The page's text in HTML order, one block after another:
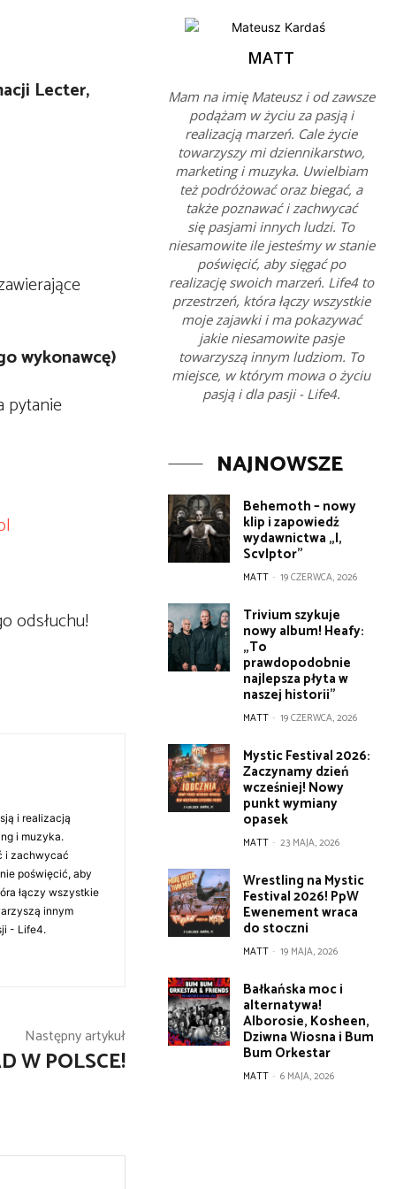
Lecter,
wykonawcę)
pytanie
odsłuchu!
i realizacją
i muzyka.
i zachwycać
poświęcić, aby
łączy wszystkie
innym
- Life4.
Następny artykuł
W POLSCE!
MATT
Mam na imię Mateusz i od zawsze
podążam w życiu za pasją i
realizacją marzeń. Cale życie
towarzyszy mi dziennikarstwo,
marketing i muzyka. Uwielbiam
też podróżować oraz biegać, a
także poznawać i zachwycać
się pasjami innych ludzi. To
niesamowite ile jesteśmy w stanie
poświęcić, aby sięgać po
realizację swoich marzeń. Life4 to
przestrzeń, która łączy wszystkie
moje zajawki i ma pokazywać
jakie niesamowite pasje
towarzyszą innym ludziom. To
miejsce, w którym mowa o życiu
pasją i dla pasji - Life4.
NAJNOWSZE
Behemoth – nowy
klip i zapowiedź
wydawnictwa „I,
Scvlptor”
MATT - 19 CZERWCA, 2026
Trivium szykuje
nowy album! Heafy:
„To
prawdopodobnie
najlepsza płyta w
naszej historii”
MATT - 19 CZERWCA, 2026
Mystic Festival 2026:
Zaczynamy dzień
wcześniej! Nowy
punkt wymiany
opasek
MATT - 23 MAJA, 2026
Wrestling na Mystic
Festival 2026! PpW
Ewenement wraca
do stoczni
MATT - 19 MAJA, 2026
Bałkańska moc i
alternatywa!
Alborosie, Kosheen,
Dziwna Wiosna i Bum
Bum Orkestar
MATT - 6 MAJA, 2026